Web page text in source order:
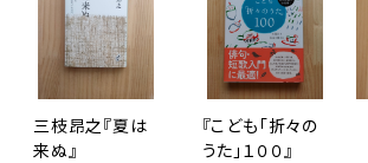
三枝昂之『夏は
来ぬ』
『こども「折々の
うた」１００』